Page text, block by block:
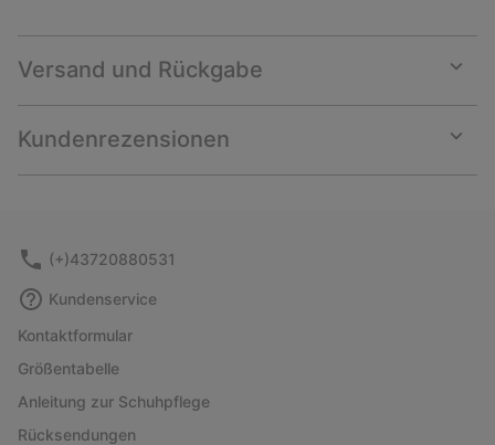
Versand und Rückgabe
or
Kundenrezensionen
or
(+)43720880531
Kundenservice
Kontaktformular
Größentabelle
Anleitung zur Schuhpflege
Rücksendungen